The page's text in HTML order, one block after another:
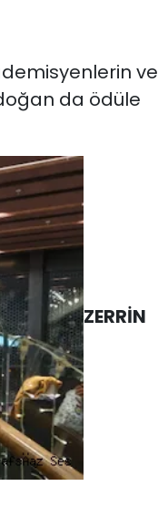
ve
da ödüle
ZERRİN